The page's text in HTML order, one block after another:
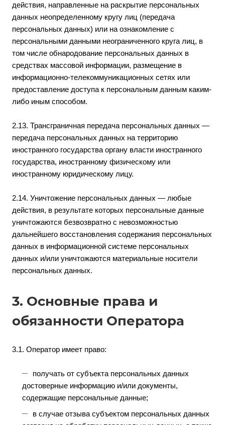
действия, направленные на раскрытие персональных
данных неопределенному кругу лиц (передача
персональных данных) или на ознакомление с
персональными данными неограниченного круга лиц, в
том числе обнародование персональных данных в
средствах массовой информации, размещение в
информационно-телекоммуникационных сетях или
предоставление доступа к персональным данным каким-
либо иным способом.
2.13. Трансграничная передача персональных данных —
передача персональных данных на территорию
иностранного государства органу власти иностранного
государства, иностранному физическому или
иностранному юридическому лицу.
2.14. Уничтожение персональных данных — любые
действия, в результате которых персональные данные
уничтожаются безвозвратно с невозможностью
дальнейшего восстановления содержания персональных
данных в информационной системе персональных
данных и/или уничтожаются материальные носители
персональных данных.
3. Основные права и
обязанности Оператора
3.1. Оператор имеет право:
получать от субъекта персональных данных
достоверные информацию и/или документы,
содержащие персональные данные;
в случае отзыва субъектом персональных данных